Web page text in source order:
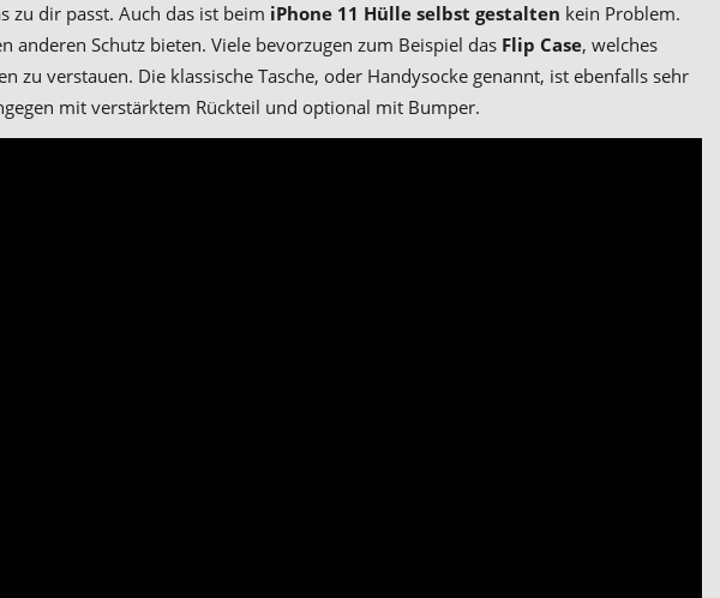
zu dir passt. Auch das ist beim iPhone 11 Hülle selbst gestalten kein Problem.
anderen Schutz bieten. Viele bevorzugen zum Beispiel das Flip Case, welches
verstauen. Die klassische Tasche, oder Handysocke genannt, ist ebenfalls sehr
mit verstärktem Rückteil und optional mit Bumper.